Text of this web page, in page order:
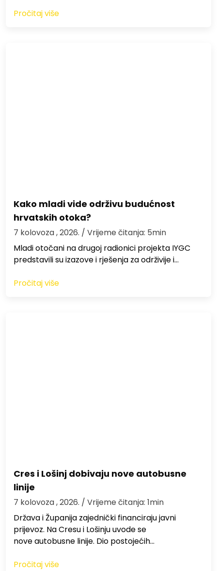
Pročitaj više
Kako mladi vide održivu budućnost
hrvatskih otoka?
7 kolovoza , 2026. / Vrijeme čitanja: 5min
Mladi otočani na drugoj radionici projekta IYGC
predstavili su izazove i rješenja za održivije i…
Pročitaj više
Cres i Lošinj dobivaju nove autobusne
linije
7 kolovoza , 2026. / Vrijeme čitanja: 1min
Država i Županija zajednički financiraju javni
prijevoz. Na Cresu i Lošinju uvode se
nove autobusne linije. Dio postojećih…
Pročitaj više